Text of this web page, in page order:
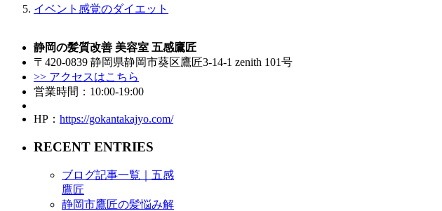
イベント感覚のダイエット
静岡の髪質改善 美容室 五感鷹匠
〒420-0839 静岡県静岡市葵区鷹匠3-14-1 zenith 101号
>> アクセスはこちら
営業時間：10:00-19:00
HP： https://gokantakajyo.com/
RECENT ENTRIES
ブログ記事一覧｜五感
鷹匠
静岡市鷹匠の髪悩み解